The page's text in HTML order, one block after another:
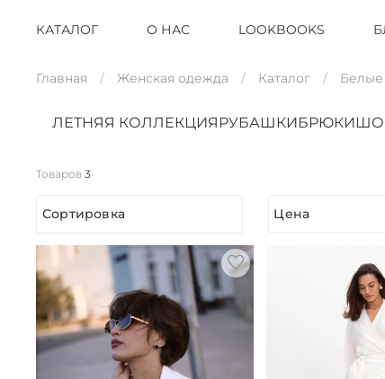
КАТАЛОГ О НАС LOOKBOOKS
Главная Женская одежда Каталог
ЛЕТНЯЯ КОЛЛЕКЦИЯ РУБАШКИБРЮКИ
Товаров 3
Сортировка Цена